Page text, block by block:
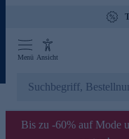
Menü Ansicht
Bis zu -60% auf Mode